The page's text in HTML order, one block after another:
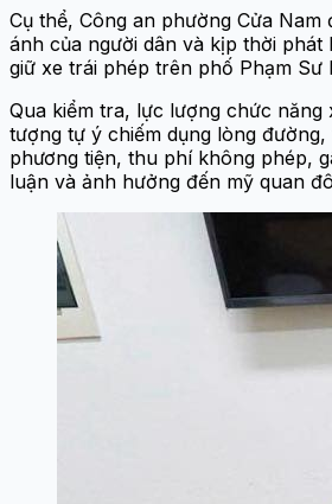
Cụ thể, Công an phường Cửa Nam
ánh của người dân và kịp thời phát
giữ xe trái phép trên phố Phạm Sư
Qua kiểm tra, lực lượng chức năng
tượng tự ý chiếm dụng lòng
phương tiện, thu phí không phép,
luận và ảnh hưởng đến mỹ quan